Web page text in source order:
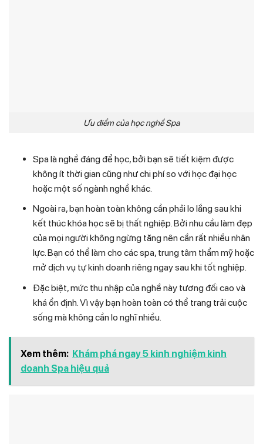
Ưu điểm của học nghề Spa
Spa là nghề đáng để học, bởi bạn sẽ tiết kiệm được
không ít thời gian cũng như chi phí so với học đại học
hoặc một số ngành nghề khác.
Ngoài ra, bạn hoàn toàn không cần phải lo lắng sau khi
kết thúc khóa học sẽ bị thất nghiệp. Bởi nhu cầu làm đẹp
của mọi người không ngừng tăng nên cần rất nhiều nhân
lực. Bạn có thể làm cho các spa, trung tâm thẩm mỹ hoặc
mở dịch vụ tự kinh doanh riêng ngay sau khi tốt nghiệp.
Đặc biệt, mức thu nhập của nghề này tương đối cao và
khá ổn định. Vì vậy bạn hoàn toàn có thể trang trải cuộc
sống mà không cần lo nghĩ nhiều.
Xem thêm: Khám phá ngay 5 kinh nghiệm kinh
doanh Spa hiệu quả